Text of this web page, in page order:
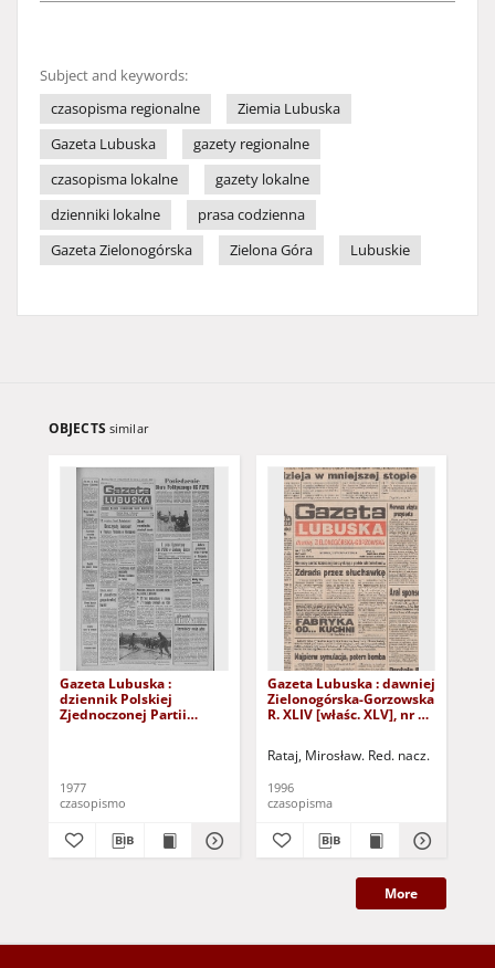
Subject and keywords:
czasopisma regionalne
Ziemia Lubuska
Gazeta Lubuska
gazety regionalne
czasopisma lokalne
gazety lokalne
dzienniki lokalne
prasa codzienna
Gazeta Zielonogórska
Zielona Góra Lubuskie
OBJECTS similar
Gazeta Lubuska :
dziennik Polskiej
Zjednoczonej Partii
1977
czasopismo
Gazeta Lubuska : dawniej
Zielonogórska-Gorzowska
R. XLIV [właśc. XLV], nr 52
Rataj, Mirosław. Red. nacz.
1996
czasopisma
More